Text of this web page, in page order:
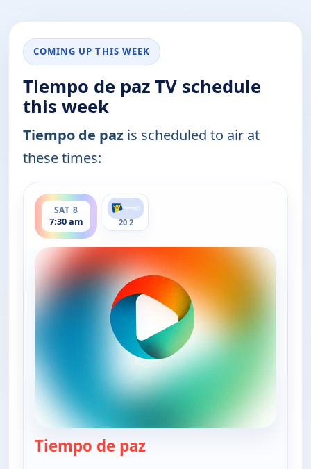
COMING UP THIS WEEK
Tiempo de paz TV schedule
this week
Tiempo de paz is scheduled to air at
these times:
SAT 8
7:30 am
ends 8:00 am
20.2
Tiempo de paz